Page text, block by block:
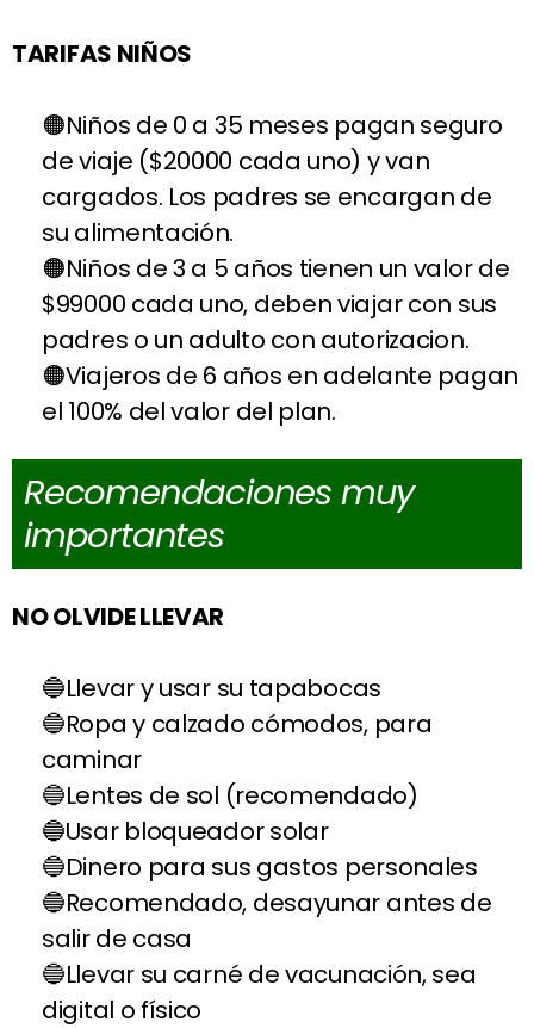
TARIFAS NIÑOS
Niños de 0 a 35 meses pagan seguro
de viaje ($20000 cada uno) y van
cargados. Los padres se encargan de
su alimentación.
Niños de 3 a 5 años tienen un valor de
$99000 cada uno, deben viajar con sus
padres o un adulto con autorizacion.
Viajeros de 6 años en adelante pagan
el 100% del valor del plan.
Recomendaciones muy
importantes
NO OLVIDE LLEVAR
Llevar y usar su tapabocas
Ropa y calzado cómodos, para
caminar
Lentes de sol (recomendado)
Usar bloqueador solar
Dinero para sus gastos personales
Recomendado, desayunar antes de
salir de casa
Llevar su carné de vacunación, sea
digital o físico